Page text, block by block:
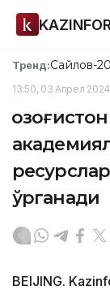
Тренд:Сайлов-
13:50, 03 Апрел 2024
ўрганади
BEIJING.